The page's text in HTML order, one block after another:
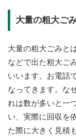
大量の粗大ご
大量の粗大ごみと
などで出た粗大ご
いいます。お電話
なってきます。な
れは数が多いと一
い、実際に回収を
た際に大きく見積